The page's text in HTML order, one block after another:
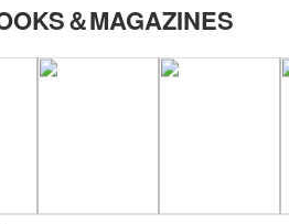
＆MAGAZINES